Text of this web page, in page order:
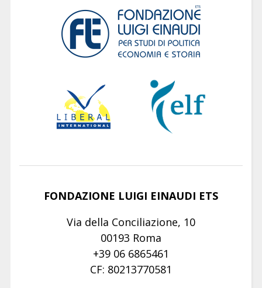
FONDAZIONE LUIGI EINAUDI ETS
Via della Conciliazione, 10
00193 Roma
+39 06 6865461
CF: 80213770581